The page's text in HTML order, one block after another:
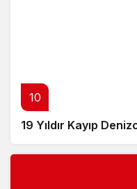
10
19 Yıldır Kayıp